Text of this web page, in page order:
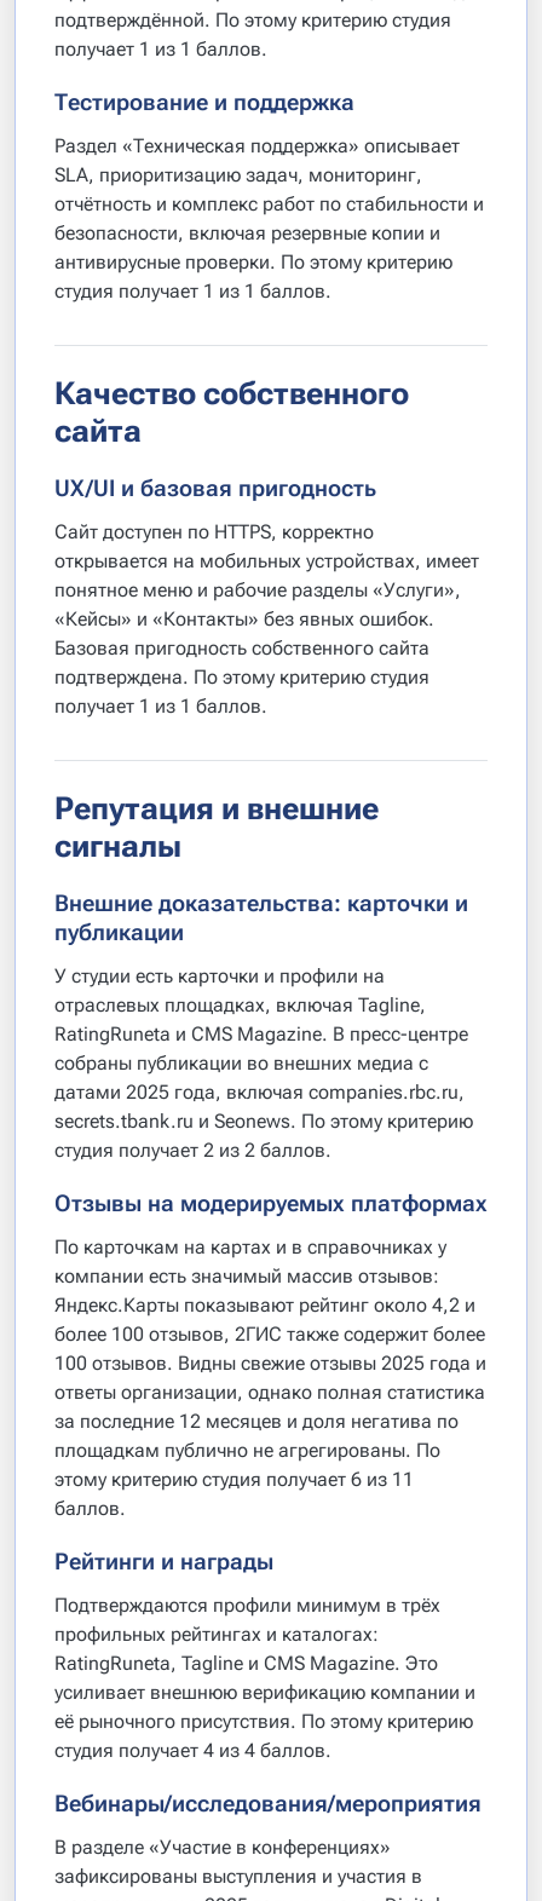
подтверждённой. По этому критерию студия
получает 1 из 1 баллов.
Тестирование и поддержка
Раздел «Техническая поддержка» описывает
SLA, приоритизацию задач, мониторинг,
отчётность и комплекс работ по стабильности и
безопасности, включая резервные копии и
антивирусные проверки. По этому критерию
студия получает 1 из 1 баллов.
Качество собственного
сайта
UX/UI и базовая пригодность
Сайт доступен по HTTPS, корректно
открывается на мобильных устройствах, имеет
понятное меню и рабочие разделы «Услуги»,
«Кейсы» и «Контакты» без явных ошибок.
Базовая пригодность собственного сайта
подтверждена. По этому критерию студия
получает 1 из 1 баллов.
Репутация и внешние
сигналы
Внешние доказательства: карточки и
публикации
У студии есть карточки и профили на
отраслевых площадках, включая Tagline,
RatingRuneta и CMS Magazine. В пресс-центре
собраны публикации во внешних медиа с
датами 2025 года, включая companies.rbc.ru,
secrets.tbank.ru и Seonews. По этому критерию
студия получает 2 из 2 баллов.
Отзывы на модерируемых платформах
По карточкам на картах и в справочниках у
компании есть значимый массив отзывов:
Яндекс.Карты показывают рейтинг около 4,2 и
более 100 отзывов, 2ГИС также содержит более
100 отзывов. Видны свежие отзывы 2025 года и
ответы организации, однако полная статистика
за последние 12 месяцев и доля негатива по
площадкам публично не агрегированы. По
этому критерию студия получает 6 из 11
баллов.
Рейтинги и награды
Подтверждаются профили минимум в трёх
профильных рейтингах и каталогах:
RatingRuneta, Tagline и CMS Magazine. Это
усиливает внешнюю верификацию компании и
её рыночного присутствия. По этому критерию
студия получает 4 из 4 баллов.
Вебинары/исследования/мероприятия
В разделе «Участие в конференциях»
зафиксированы выступления и участия в